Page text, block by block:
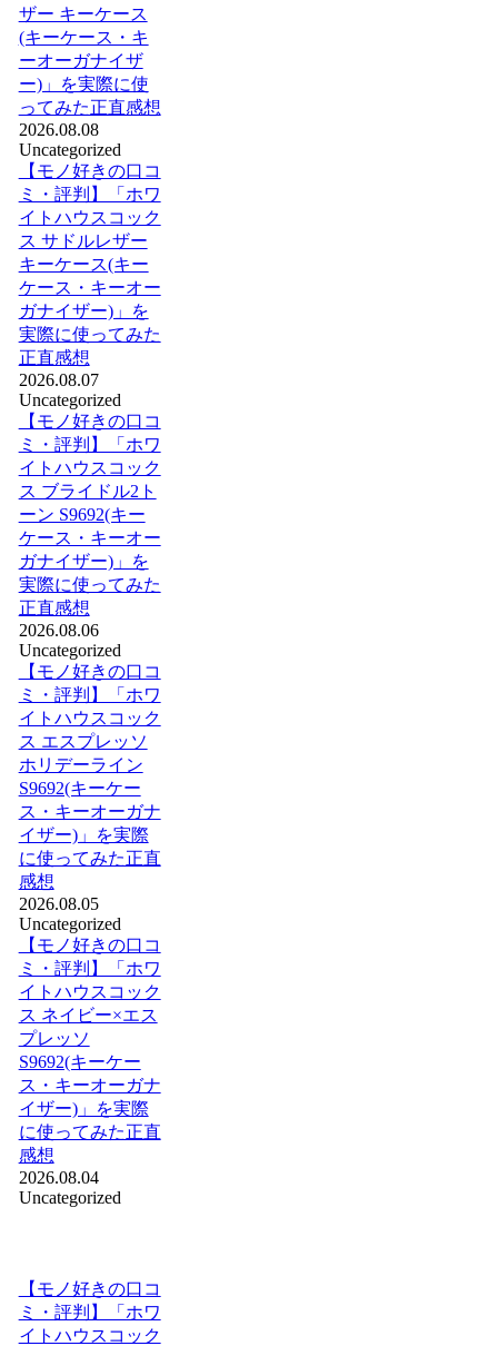
ザー キーケース
(キーケース・キ
ーオーガナイザ
ー)」を実際に使
ってみた正直感想
2026.08.08
Uncategorized
【モノ好きの口コ
ミ・評判】「ホワ
イトハウスコック
ス サドルレザー
キーケース(キー
ケース・キーオー
ガナイザー)」を
実際に使ってみた
正直感想
2026.08.07
Uncategorized
【モノ好きの口コ
ミ・評判】「ホワ
イトハウスコック
ス ブライドル2ト
ーン S9692(キー
ケース・キーオー
ガナイザー)」を
実際に使ってみた
正直感想
2026.08.06
Uncategorized
【モノ好きの口コ
ミ・評判】「ホワ
イトハウスコック
ス エスプレッソ
ホリデーライン
S9692(キーケー
ス・キーオーガナ
イザー)」を実際
に使ってみた正直
感想
2026.08.05
Uncategorized
【モノ好きの口コ
ミ・評判】「ホワ
イトハウスコック
ス ネイビー×エス
プレッソ
S9692(キーケー
ス・キーオーガナ
イザー)」を実際
に使ってみた正直
感想
2026.08.04
Uncategorized
【モノ好きの口コ
ミ・評判】「ホワ
イトハウスコック